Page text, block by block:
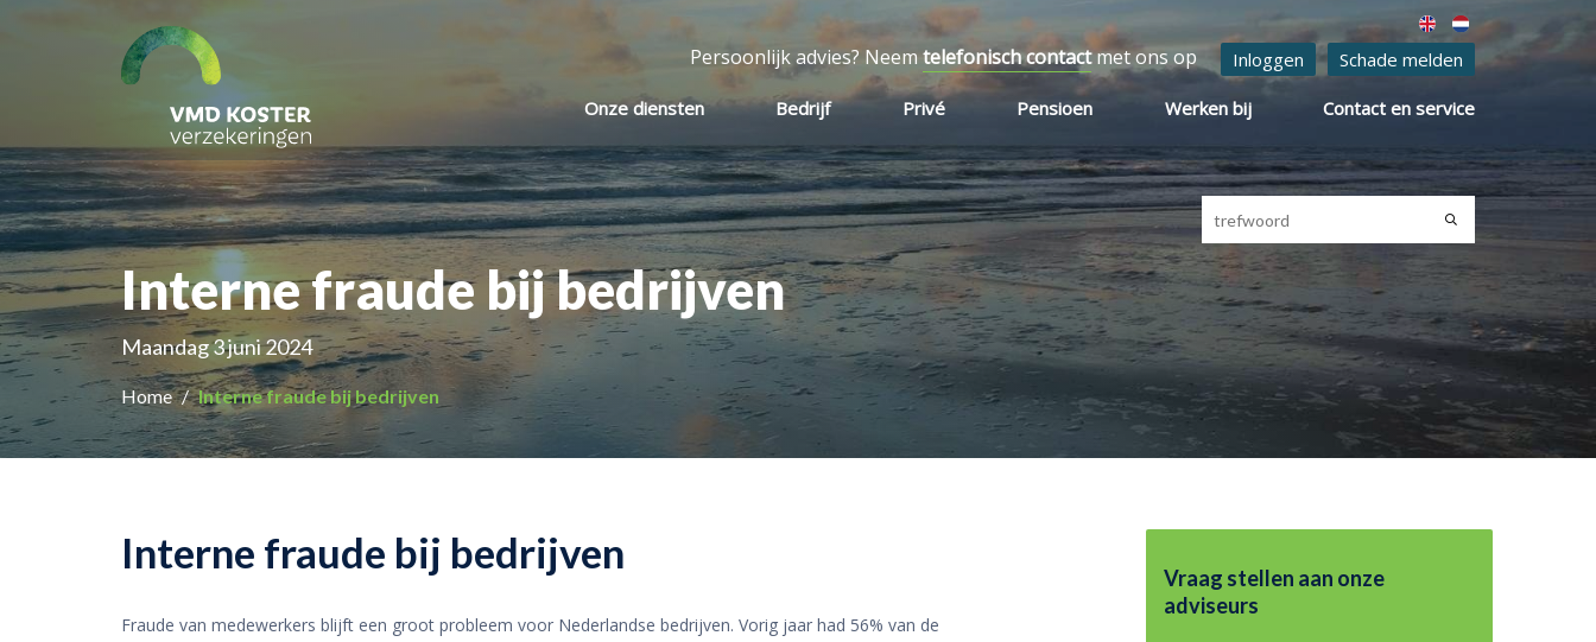
Persoonlijk advies? Neemtelefonisch contactmet ons op Inloggen Schade melden
Onze diensten Bedrijf Privé Pensioen Werken bij Contact en service
Interne fraude bij bedrijven
Maandag 3 juni 2024
Home Interne fraude bij bedrijven
Interne fraude bij bedrijven
Fraude van medewerkers blijft een groot probleem voor Nederlandse bedrijven. Vorig jaar had 56% van de
Vraag stellen aan onze
adviseurs